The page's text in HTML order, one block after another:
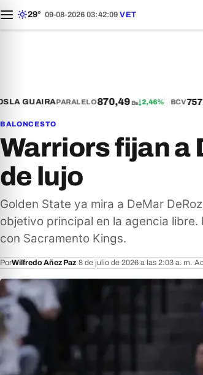
29° 09-08-2026 03:42:10 VET
LA GUAIRAPARALELO870,49Bs↓2,46% BCV
BALONCESTO
Warriors fijan a
de lujo
Golden State ya mira a DeMar
objetivo principal en la agencia
con Sacramento Kings.
PorWilfredo Añez Paz· 8 de julio de 2026 a las 2:03 a. m.